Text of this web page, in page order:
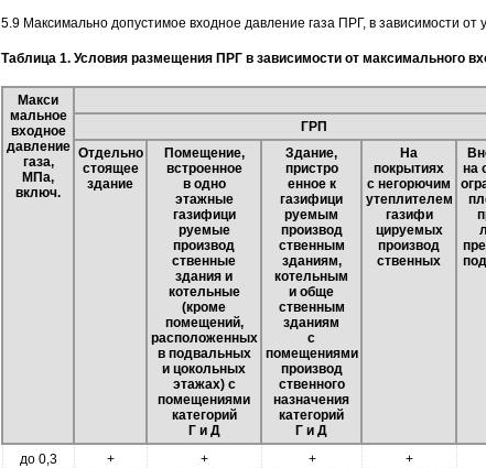
5.9 Максимально допустимое входное давление газа ПРГ, в зависимости
Таблица 1. Условия размещения ПРГ в зависимости от максимального
Макси
мальное
входное
давление
газа,
МПа,
включ.
ГРП
Отдельно
стоящее
здание
Помещение,
встроенное
в одно
этажные
газифици
руемые
производ
ственные
здания и
котельные
(кроме
помещений,
расположенных
в подвальных
и цокольных
этажах) с
помещениями
категорий
Г и Д
Здание,
пристро
енное к
газифици
руемым
производ
ственным
зданиям,
котельным
и обще
ственным
зданиям
с
помещениями
производ
ственного
назначения
категорий
Г и Д
На
покрытиях
с негорючим
утеплителем
газифи
цируемых
производ
ственных
на
до 0,3 + + + +